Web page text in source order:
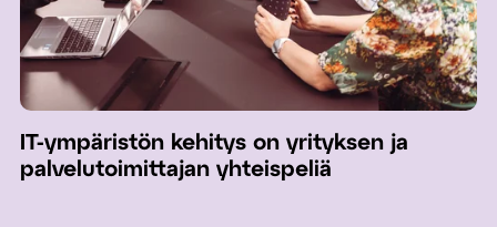
IT-ympäristön kehitys on yrityksen ja
palvelutoimittajan yhteispeliä